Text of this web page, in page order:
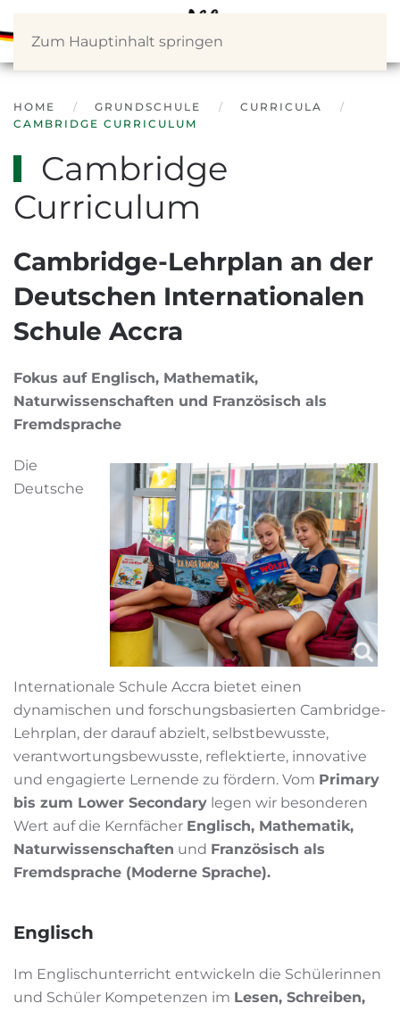
Zum Hauptinhalt springen
HOME GRUNDSCHULE
CURRICULA
CAMBRIDGE CURRICULUM
Cambridge
Curriculum
Cambridge-Lehrplan an der
Deutschen Internationalen
Schule Accra
Fokus auf Englisch, Mathematik,
Naturwissenschaften und Französisch als
Fremdsprache
Die
Deutsche
Internationale Schule Accra bietet einen
dynamischen und forschungsbasierten Cambridge-
Lehrplan, der darauf abzielt, selbstbewusste,
verantwortungsbewusste, reflektierte, innovative
und engagierte Lernende zu fördern. Vom Primary
bis zum Lower Secondary legen wir besonderen
Wert auf die Kernfächer Englisch, Mathematik,
Naturwissenschaften und Französisch als
Fremdsprache (Moderne Sprache).
Englisch
Im Englischunterricht entwickeln die Schülerinnen
und Schüler Kompetenzen im Lesen, Schreiben,